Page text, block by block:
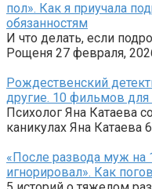
пол». Как я приучала
обязанностям
И что делать, если
Рощеня 27 февраля,
Рождественский
другие. 10 фильмов
Психолог Яна Катаева
каникулах Яна Катаева
«После развода муж на
игнорировал». Как